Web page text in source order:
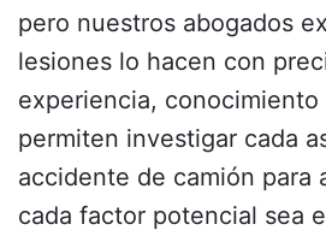
pero nuestros abogados
lesiones lo hacen con
experiencia,
permiten investigar cada
accidente de camión para
cada factor potencial sea